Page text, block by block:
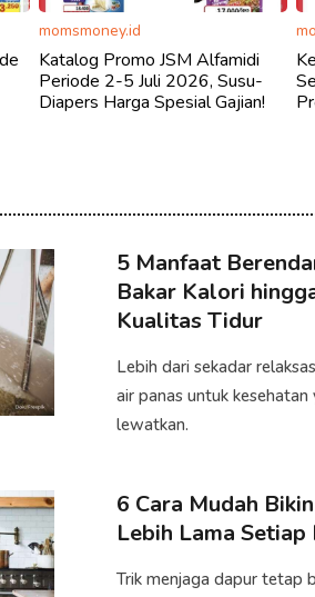
momsmoney.id
Katalog Promo JSM Alfamidi
Periode 2-5 Juli 2026, Susu-
Diapers Harga Spesial Gajian!
5 Manfaat
Bakar Kalori
Kualitas Tidur
Lebih dari sekadar
air panas untuk
lewatkan.
6 Cara Mudah
Lebih Lama
Trik menjaga dapur tetap